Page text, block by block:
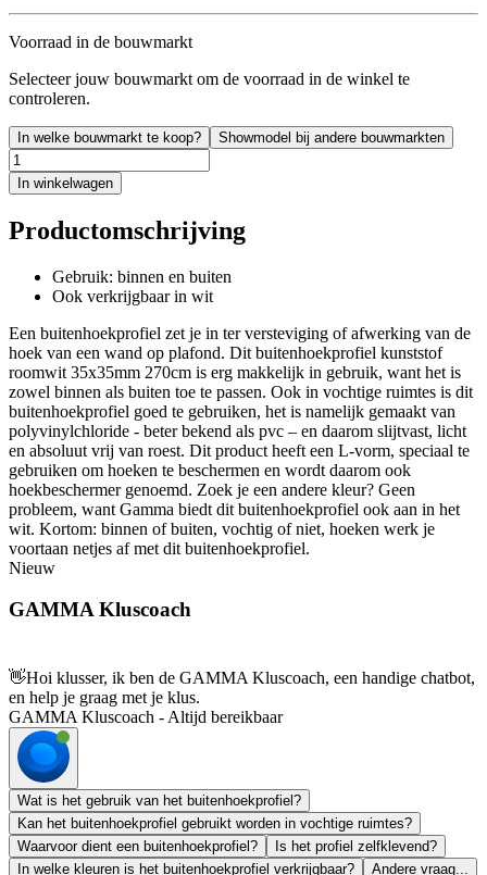
Voorraad in de bouwmarkt
Selecteer jouw bouwmarkt om de voorraad in de winkel te
controleren.
In welke bouwmarkt te koop? Showmodel bij andere bouwmarkten
In winkelwagen
Productomschrijving
Gebruik: binnen en buiten
Ook verkrijgbaar in wit
Een buitenhoekprofiel zet je in ter versteviging of afwerking van de
hoek van een wand op plafond. Dit buitenhoekprofiel kunststof
roomwit 35x35mm 270cm is erg makkelijk in gebruik, want het is
zowel binnen als buiten toe te passen. Ook in vochtige ruimtes is dit
buitenhoekprofiel goed te gebruiken, het is namelijk gemaakt van
polyvinylchloride - beter bekend als pvc – en daarom slijtvast, licht
en absoluut vrij van roest. Dit product heeft een L-vorm, speciaal te
gebruiken om hoeken te beschermen en wordt daarom ook
hoekbeschermer genoemd. Zoek je een andere kleur? Geen
probleem, want Gamma biedt dit buitenhoekprofiel ook aan in het
wit. Kortom: binnen of buiten, vochtig of niet, hoeken werk je
voortaan netjes af met dit buitenhoekprofiel.
Nieuw
GAMMA Kluscoach
👋Hoi klusser, ik ben de GAMMA Kluscoach, een handige chatbot,
en help je graag met je klus.
GAMMA Kluscoach - Altijd bereikbaar
Wat is het gebruik van het buitenhoekprofiel?
Kan het buitenhoekprofiel gebruikt worden in vochtige ruimtes?
Waarvoor dient een buitenhoekprofiel?
Is het profiel zelfklevend?
In welke kleuren is het buitenhoekprofiel verkrijgbaar?
Andere vraag...